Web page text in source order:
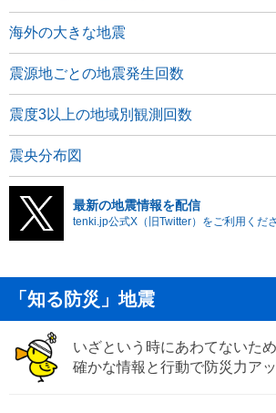
海外の大きな地震
震源地ごとの地震発生回数
震度3以上の地域別観測回数
震央分布図
最新の地震情報を配信
tenki.jp公式X（旧Twitter）をご利用くださ
「知る防災」地震
いざという時にあわてないた
確かな情報と行動で防災力ア